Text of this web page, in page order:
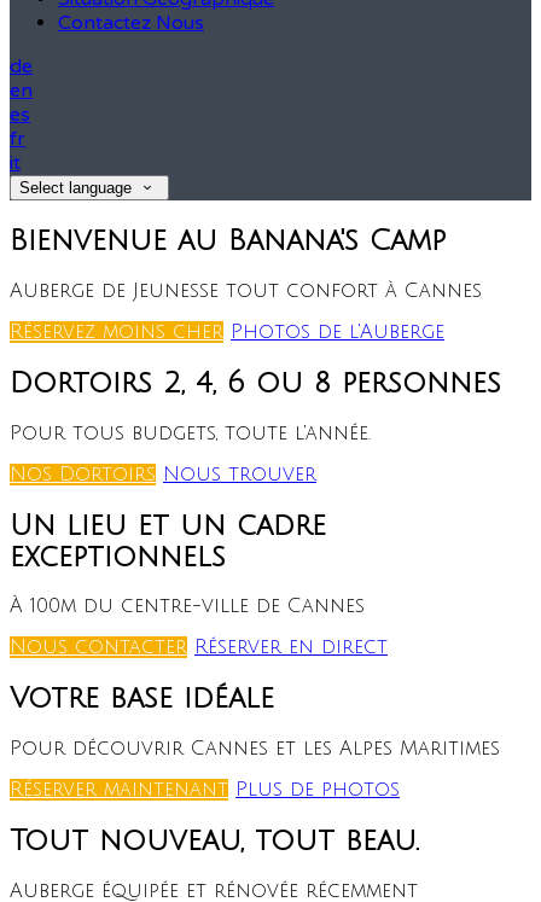
Contactez Nous
de
en
es
fr
it
Select language
Bienvenue au Banana's Camp
Auberge de Jeunesse tout confort à Cannes
Réservez moins cher Photos de l'Auberge
Dortoirs 2, 4, 6 ou 8 personnes
Pour tous budgets, toute l'année.
Nos Dortoirs Nous trouver
Un lieu et un cadre
exceptionnels
À 100m du centre-ville de Cannes
Nous contacter Réserver en direct
Votre base idéale
Pour découvrir Cannes et les Alpes Maritimes
Réserver maintenant Plus de photos
Tout nouveau, tout beau.
Auberge équipée et rénovée récemment